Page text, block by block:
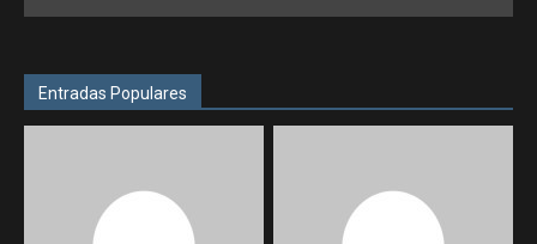
Entradas Populares